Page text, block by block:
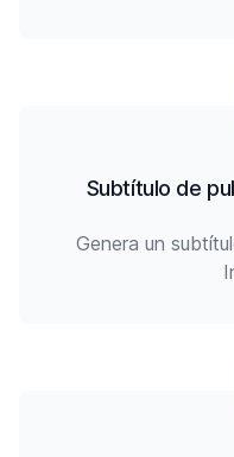
Subtítulo de
Genera un